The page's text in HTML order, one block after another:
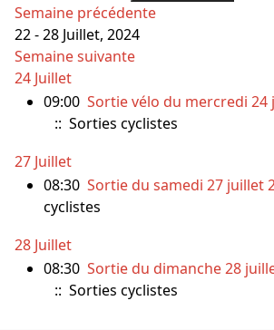
Semaine précédente
22 - 28 Juillet, 2024
Semaine suivante
24 Juillet
09:00Sortie vélo du mercredi 24
:: Sorties cyclistes
27 Juillet
08:30Sortie du samedi 27 juillet
cyclistes
28 Juillet
08:30Sortie du dimanche 28
:: Sorties cyclistes